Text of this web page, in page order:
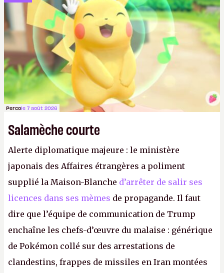
anciens. Il leur faudrait une bonne guerre des
consoles à ces petits cons !
Percole 7 août 2026
Salamèche courte
Alerte diplomatique majeure : le ministère
japonais des Affaires étrangères a poliment
supplié la Maison-Blanche d’arrêter de salir ses
licences dans ses mèmes de propagande. Il faut
dire que l’équipe de communication de Trump
enchaîne les chefs-d’œuvre du malaise : générique
de Pokémon collé sur des arrestations de
clandestins, frappes de missiles en Iran montées